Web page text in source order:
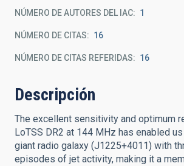
NÚMERO DE AUTORES DEL IAC 1
NÚMERO DE CITAS 16
NÚMERO DE CITAS REFERIDAS 16
Descripción
The excellent sensitivity and optimum
LoTSS DR2 at 144 MHz has enabled
giant radio galaxy (J1225+4011) with
episodes of jet activity, making it a